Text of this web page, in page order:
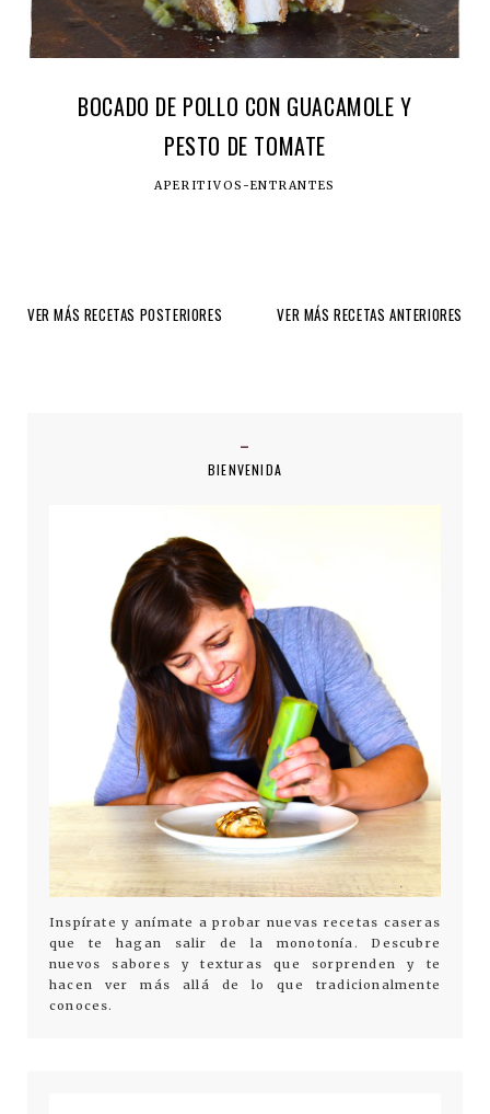
BOCADO DE POLLO CON GUACAMOLE Y
PESTO DE TOMATE
APERITIVOS-ENTRANTES
VER MÁS RECETAS POSTERIORES VER MÁS RECETAS ANTERIORES
BIENVENIDA
Inspírate y anímate a probar nuevas recetas caseras
que te hagan salir de la monotonía. Descubre
nuevos sabores y texturas que sorprenden y te
hacen ver más allá de lo que tradicionalmente
conoces.